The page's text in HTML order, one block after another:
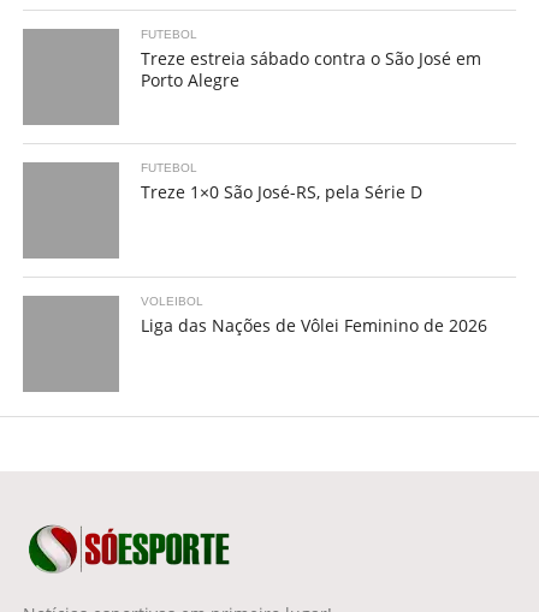
FUTEBOL
Treze estreia sábado contra o São José em
Porto Alegre
FUTEBOL
Treze 1×0 São José-RS, pela Série D
VOLEIBOL
Liga das Nações de Vôlei Feminino de 2026